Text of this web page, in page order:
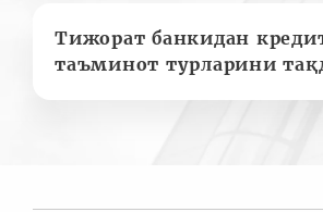
Тижорат банкидан
таъминот турларини